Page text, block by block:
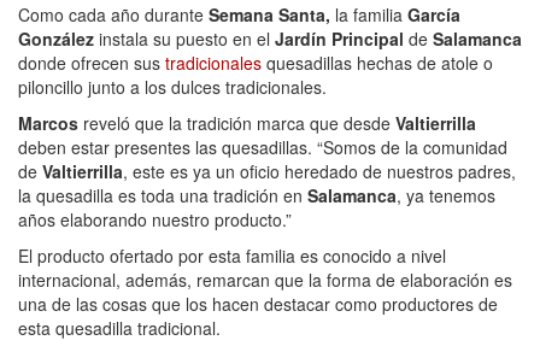
Como cada año durante Semana Santa, la familia García
González instala su puesto en el Jardín Principal de Salamanca
donde ofrecen sus tradicionales quesadillas hechas de atole o
piloncillo junto a los dulces tradicionales.
Marcos reveló que la tradición marca que desde Valtierrilla
deben estar presentes las quesadillas. “Somos de la comunidad
de Valtierrilla, este es ya un oficio heredado de nuestros padres,
la quesadilla es toda una tradición en Salamanca, ya tenemos
años elaborando nuestro producto.”
El producto ofertado por esta familia es conocido a nivel
internacional, además, remarcan que la forma de elaboración es
una de las cosas que los hacen destacar como productores de
esta quesadilla tradicional.